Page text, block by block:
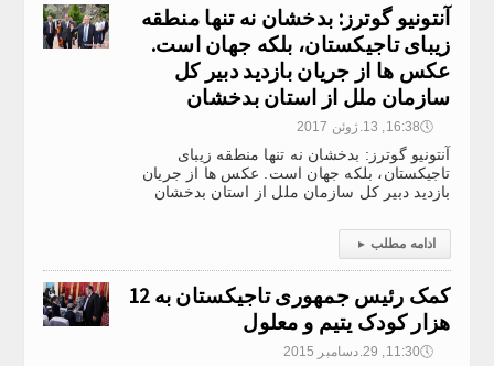
آنتونیو گوترز: بدخشان نه تنها منطقه
زیبای تاجیکستان، بلکه جهان است.
عکس ها از جریان بازدید دبیر کل
سازمان ملل از استان بدخشان
🕔16:38, 13.ژوئن 2017
آنتونیو گوترز: بدخشان نه تنها منطقه زیبای
تاجیکستان، بلکه جهان است. عکس ها از جریان
بازدید دبیر کل سازمان ملل از استان بدخشان
ادامه مطلب ▸
کمک رئیس جمهوری تاجیکستان به 12
هزار کودک یتیم و معلول
🕔11:30, 29.دسامبر 2015